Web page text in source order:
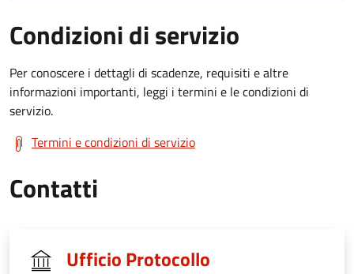
Condizioni di servizio
Per conoscere i dettagli di scadenze, requisiti e altre
informazioni importanti, leggi i termini e le condizioni di
servizio.
Termini e condizioni di servizio
Contatti
Ufficio Protocollo